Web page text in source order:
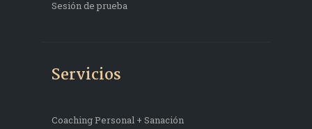
Sesión de prueba
Servicios
Coaching Personal + Sanación